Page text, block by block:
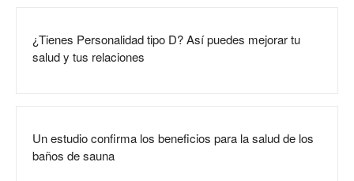
¿Tienes Personalidad tipo D? Así puedes mejorar tu
salud y tus relaciones
Un estudio confirma los beneficios para la salud de los
baños de sauna